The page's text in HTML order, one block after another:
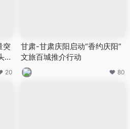
突
明
20
甘肃-甘肃庆阳启动“香约庆阳”
文旅百城推介行动
80